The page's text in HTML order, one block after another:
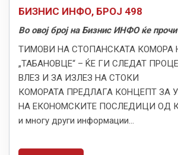
БИЗНИС ИНФО, БРОЈ 498
Во овој број на Бизнис ИНФО ќе
ТИМОВИ НА СТОПАНСКАТА КОМОРА
„ТАБАНОВЦЕ“ – ЌЕ ГИ СЛЕДАТ
ВЛЕЗ И ЗА ИЗЛЕЗ НА СТОКИ
КОМОРАТА ПРЕДЛАГА КОНЦЕПТ ЗА
НА ЕКОНОМСКИТЕ ПОСЛЕДИЦИ ОД
и многу други информации...